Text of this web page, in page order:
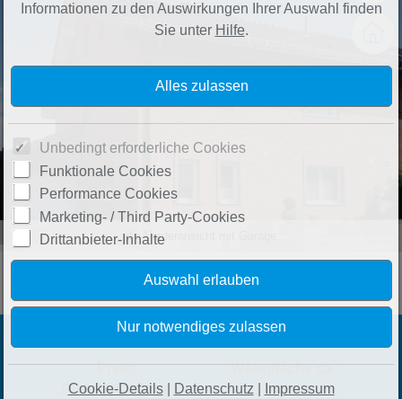
die Vorderansicht mit Garage
Preis:
Preis auf Anfrage
Wohnfläche ca.:
145 m²
Informationen zu den Auswirkungen Ihrer Auswahl finden
Sie unter Hilfe.
Unbedingt erforderliche Cookies
Funktionale Cookies
Performance Cookies
Marketing- / Third Party-Cookies
Drittanbieter-Inhalte
Cookie-Details| Datenschutz
Impressum